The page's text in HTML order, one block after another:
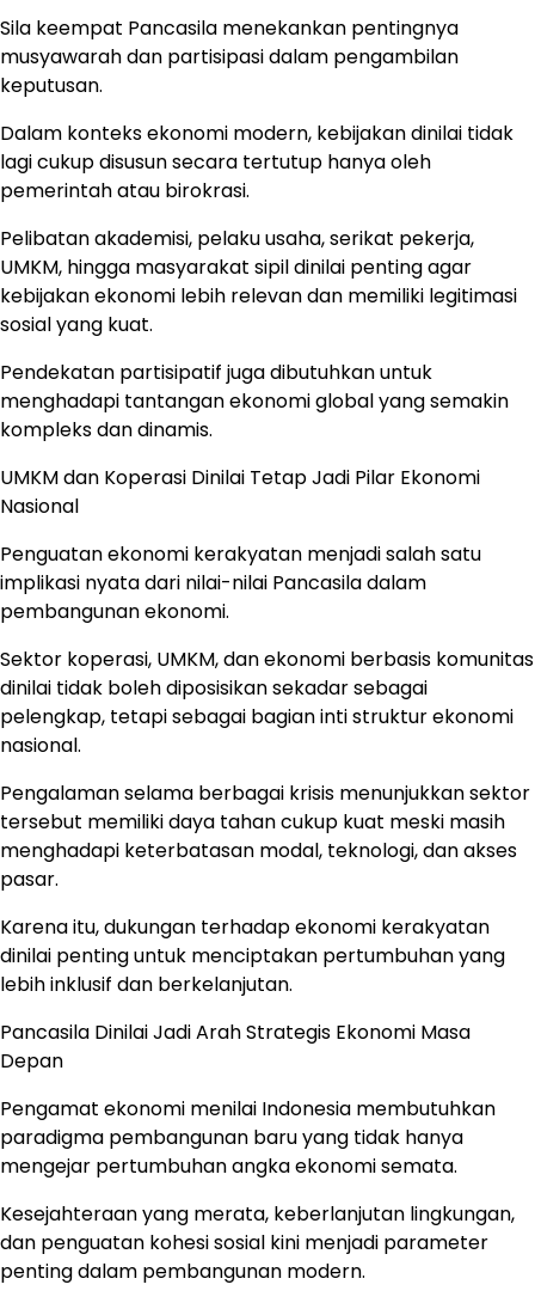
Sila keempat Pancasila menekankan pentingnya
musyawarah dan partisipasi dalam pengambilan
keputusan.
Dalam konteks ekonomi modern, kebijakan dinilai tidak
lagi cukup disusun secara tertutup hanya oleh
pemerintah atau birokrasi.
Pelibatan akademisi, pelaku usaha, serikat pekerja,
UMKM, hingga masyarakat sipil dinilai penting agar
kebijakan ekonomi lebih relevan dan memiliki legitimasi
sosial yang kuat.
Pendekatan partisipatif juga dibutuhkan untuk
menghadapi tantangan ekonomi global yang semakin
kompleks dan dinamis.
UMKM dan Koperasi Dinilai Tetap Jadi Pilar Ekonomi
Nasional
Penguatan ekonomi kerakyatan menjadi salah satu
implikasi nyata dari nilai-nilai Pancasila dalam
pembangunan ekonomi.
Sektor koperasi, UMKM, dan ekonomi berbasis komunitas
dinilai tidak boleh diposisikan sekadar sebagai
pelengkap, tetapi sebagai bagian inti struktur ekonomi
nasional.
Pengalaman selama berbagai krisis menunjukkan sektor
tersebut memiliki daya tahan cukup kuat meski masih
menghadapi keterbatasan modal, teknologi, dan akses
pasar.
Karena itu, dukungan terhadap ekonomi kerakyatan
dinilai penting untuk menciptakan pertumbuhan yang
lebih inklusif dan berkelanjutan.
Pancasila Dinilai Jadi Arah Strategis Ekonomi Masa
Depan
Pengamat ekonomi menilai Indonesia membutuhkan
paradigma pembangunan baru yang tidak hanya
mengejar pertumbuhan angka ekonomi semata.
Kesejahteraan yang merata, keberlanjutan lingkungan,
dan penguatan kohesi sosial kini menjadi parameter
penting dalam pembangunan modern.